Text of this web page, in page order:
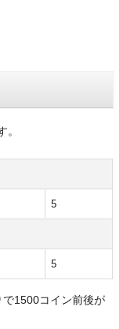
5
5
で1500コイン前後が